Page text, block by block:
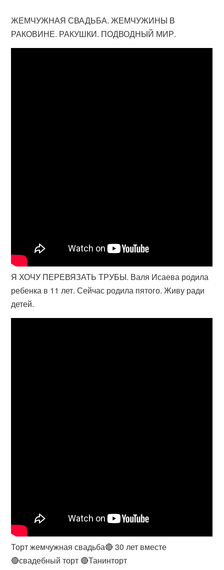
ЖЕМЧУЖНАЯ СВАДЬБА. ЖЕМЧУЖИНЫ В
РАКОВИНЕ. РАКУШКИ. ПОДВОДНЫЙ МИР.
Я ХОЧУ ПЕРЕВЯЗАТЬ ТРУБЫ. Валя Исаева родила
ребенка в 11 лет. Сейчас родила пятого. Живу ради
детей.
Торт жемчужная свадьба🔴 30 лет вместе
🔴свадебный торт 🔴Танинторт